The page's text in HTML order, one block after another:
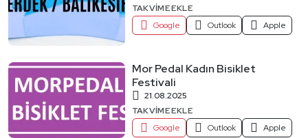
TAKVIME EKLE
Google
Outlook Apple
Mor Pedal Kadın Bisiklet
Festivali
21.08.2025
TAKVIME EKLE
Google
Outlook Apple